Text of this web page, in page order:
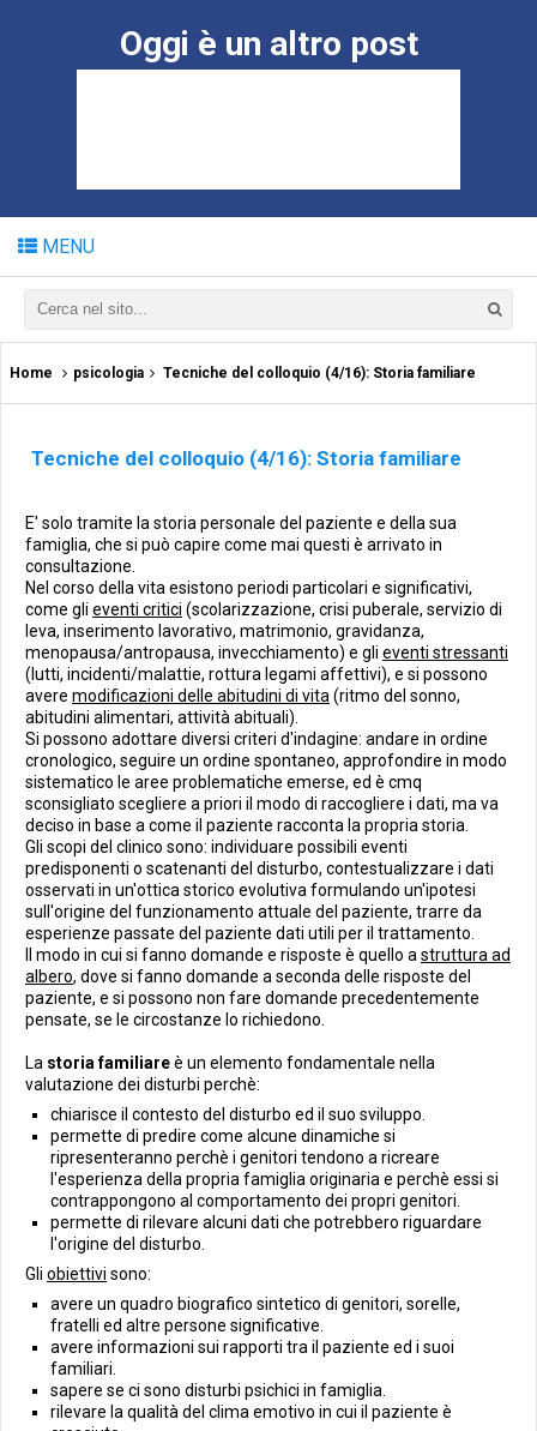
Oggi è un altro post
MENU
Home psicologia Tecniche del colloquio (4/16): Storia familiare
Tecniche del colloquio (4/16): Storia familiare
E' solo tramite la storia personale del paziente e della sua
famiglia, che si può capire come mai questi è arrivato in
consultazione.
Nel corso della vita esistono periodi particolari e significativi,
come gli eventi critici (scolarizzazione, crisi puberale, servizio di
leva, inserimento lavorativo, matrimonio, gravidanza,
menopausa/antropausa, invecchiamento) e gli eventi stressanti
(lutti, incidenti/malattie, rottura legami affettivi), e si possono
avere modificazioni delle abitudini di vita (ritmo del sonno,
abitudini alimentari, attività abituali).
Si possono adottare diversi criteri d'indagine: andare in ordine
cronologico, seguire un ordine spontaneo, approfondire in modo
sistematico le aree problematiche emerse, ed è cmq
sconsigliato scegliere a priori il modo di raccogliere i dati, ma va
deciso in base a come il paziente racconta la propria storia.
Gli scopi del clinico sono: individuare possibili eventi
predisponenti o scatenanti del disturbo, contestualizzare i dati
osservati in un'ottica storico evolutiva formulando un'ipotesi
sull'origine del funzionamento attuale del paziente, trarre da
esperienze passate del paziente dati utili per il trattamento.
Il modo in cui si fanno domande e risposte è quello a struttura ad
albero, dove si fanno domande a seconda delle risposte del
paziente, e si possono non fare domande precedentemente
pensate, se le circostanze lo richiedono.
La storia familiareè un elemento fondamentale nella
valutazione dei disturbi perchè:
chiarisce il contesto del disturbo ed il suo sviluppo.
permette di predire come alcune dinamiche si
ripresenteranno perchè i genitori tendono a ricreare
l'esperienza della propria famiglia originaria e perchè essi si
contrappongono al comportamento dei propri genitori.
permette di rilevare alcuni dati che potrebbero riguardare
l'origine del disturbo.
Gli obiettivi sono:
avere un quadro biografico sintetico di genitori, sorelle,
fratelli ed altre persone significative.
avere informazioni sui rapporti tra il paziente ed i suoi
familiari.
sapere se ci sono disturbi psichici in famiglia.
rilevare la qualità del clima emotivo in cui il paziente è